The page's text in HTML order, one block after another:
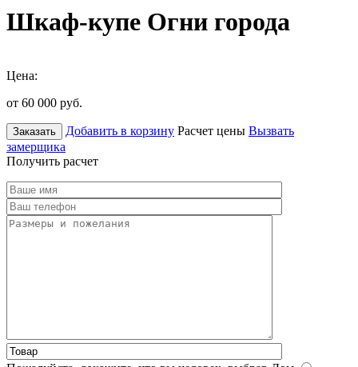
Шкаф-купе Огни города
Цена:
от 60 000 руб.
Заказать Добавить в корзину Расчет цены Вызвать
замерщика
Получить расчет